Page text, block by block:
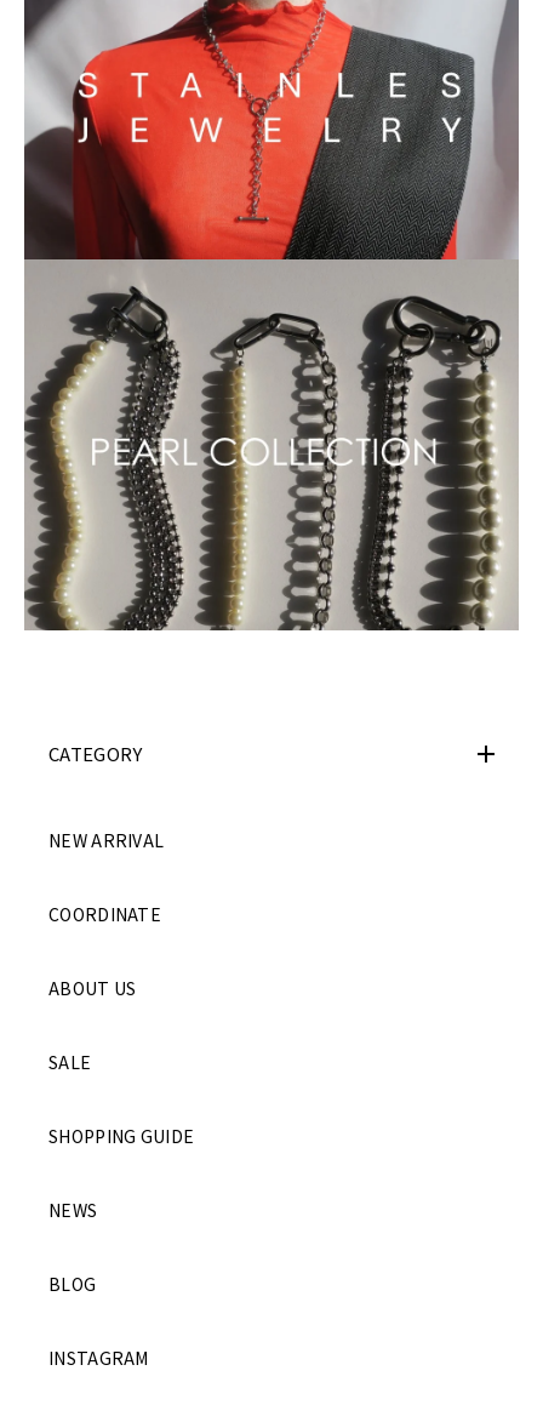
CATEGORY
NEW ARRIVAL
COORDINATE
ABOUT US
SALE
SHOPPING GUIDE
NEWS
BLOG
INSTAGRAM